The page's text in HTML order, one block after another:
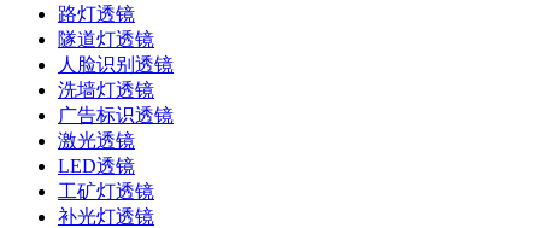
路灯透镜
隧道灯透镜
人脸识别透镜
洗墙灯透镜
广告标识透镜
激光透镜
LED透镜
工矿灯透镜
补光灯透镜